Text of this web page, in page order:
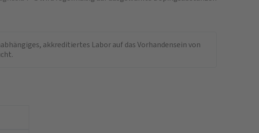
akkreditiertes Labor auf das Vorhandensein von